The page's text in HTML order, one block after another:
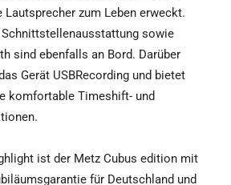
zum Leben erweckt.
sowie
sind ebenfalls an Bord. Darüber
Gerät USBRecording und bietet
komfortable Timeshift- und
ist der Metz Cubus edition mit
für Deutschland und